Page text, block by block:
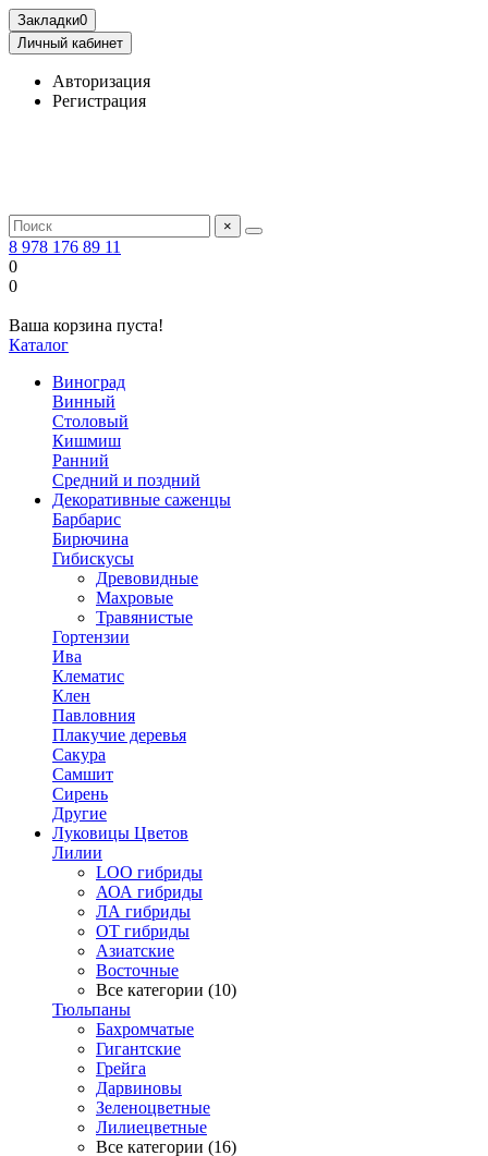
Закладки0
Личный кабинет
Авторизация
Регистрация
×
8 978 176 89 11
0
0
Ваша корзина пуста!
Каталог
Виноград
Винный
Столовый
Кишмиш
Ранний
Средний и поздний
Декоративные саженцы
Барбарис
Бирючина
Гибискусы
Древовидные
Махровые
Травянистые
Гортензии
Ива
Клематис
Клен
Павловния
Плакучие деревья
Сакура
Самшит
Сирень
Другие
Луковицы Цветов
Лилии
LOO гибриды
АОА гибриды
ЛА гибриды
ОТ гибриды
Азиатские
Восточные
Все категории (10)
Тюльпаны
Бахромчатые
Гигантские
Грейга
Дарвиновы
Зеленоцветные
Лилиецветные
Все категории (16)